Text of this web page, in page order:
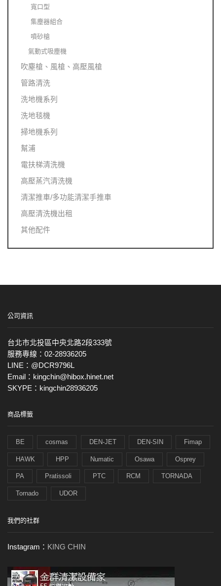
寬口型
集塵器組合
噴砂槍
氣動式吸塵機
吹塵槍、風槍、高壓風槍
管路清洗
洗地機系列
洗地毯機
掃地機系列
幫浦
電扶梯清洗機
高壓蒸汽清洗機
清潔推車/多功能清潔手推車
高壓清洗機出租
其他配件
公司資訊
台北市北投區中央北路2段333號
服務專線：02-28936205
LINE：@DCR9796L
Email：kingchin@hibox.hinet.net
SKYPE：kingchin28936205
商品標籤
BE cosmas DEN-JET DEN-SIN Fimap
HAWK HPP Numatic Osawa Osprey
PA Pratissoli PTC RCM TORNADA
Tornado UDOR
我們的社群
Instagram： KING CHIN